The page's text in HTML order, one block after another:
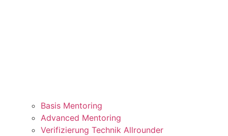
Basis Mentoring
Advanced Mentoring
Verifizierung Technik Allrounder